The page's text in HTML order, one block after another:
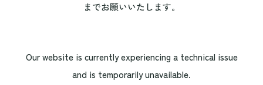
までお願いいたします。
Our website is currently experiencing a technical issue
and is temporarily unavailable.